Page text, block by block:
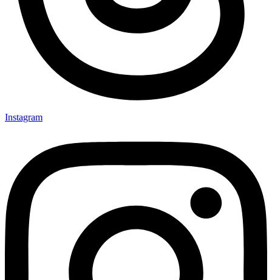
Instagram